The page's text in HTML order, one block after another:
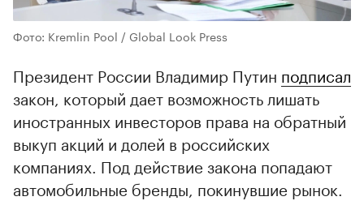
Фото: Kremlin Pool / Global Look Press
Президент России Владимир Путин подписал
закон, который дает возможность лишать
иностранных инвесторов права на обратный
выкуп акций и долей в российских
компаниях. Под действие закона попадают
автомобильные бренды, покинувшие рынок.